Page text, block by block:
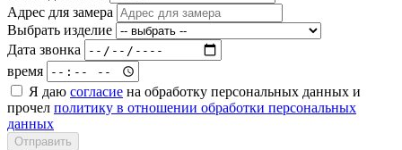
Адрес для замера
Выбрать изделие
Дата звонка
время
Я даю согласие на обработку персональных данных и
прочел политику в отношении обработки персональных
данных
Отправить